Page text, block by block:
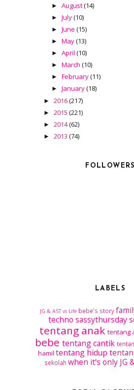
► August(14)
► July(10)
► June (15)
► May(13)
► April (10)
► March (10)
► February(11)
► January(18)
►2016(217)
►2015(221)
►2014(62)
►2013(74)
FOLLOWERS
LABELS
JG & AST vs Life bebe's story
techno sassythursday
tentang anak tentang
bebe tentang cantik
hamil tentang hidup
sekolah when it's only JG